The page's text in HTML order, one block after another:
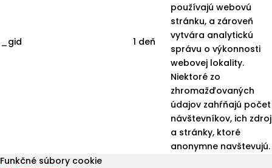
_gid 1 deň
používajú webovú
stránku, a zároveň
vytvára analytickú
správu o výkonnosti
webovej lokality.
Niektoré zo
zhromažďovaných
údajov zahŕňajú počet
návštevníkov, ich zdroj
a stránky, ktoré
anonymne navštevujú.
Funkčné súbory cookie